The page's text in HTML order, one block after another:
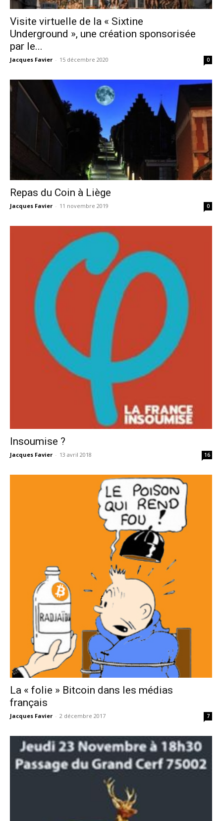
Visite virtuelle de la « Sixtine
Underground », une création sponsorisée
par le...
Jacques Favier - 15 décembre 2020 0
Repas du Coin à Liège
Jacques Favier - 11 novembre 2019 0
Insoumise ?
Jacques Favier - 13 avril 2018 16
La « folie » Bitcoin dans les médias
français
Jacques Favier - 2 décembre 2017 7